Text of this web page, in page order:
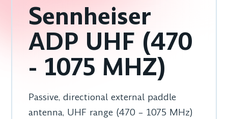
Sennheiser
ADP UHF (470
- 1075 MHZ)
Passive, directional external paddle
antenna, UHF range (470 – 1075 MHz)